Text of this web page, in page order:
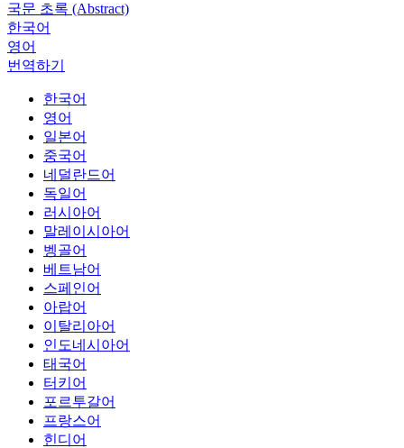
국문 초록 (Abstract)
한국어
영어
번역하기
한국어
영어
일본어
중국어
네덜란드어
독일어
러시아어
말레이시아어
벵골어
베트남어
스페인어
아랍어
이탈리아어
인도네시아어
태국어
터키어
포르투갈어
프랑스어
힌디어